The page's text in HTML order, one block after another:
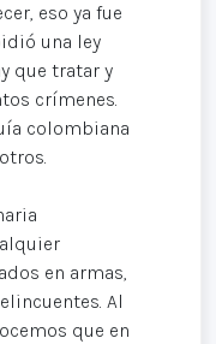
eso ya fue
una ley
que tratar y
crímenes.
colombiana
en armas,
Al
que en